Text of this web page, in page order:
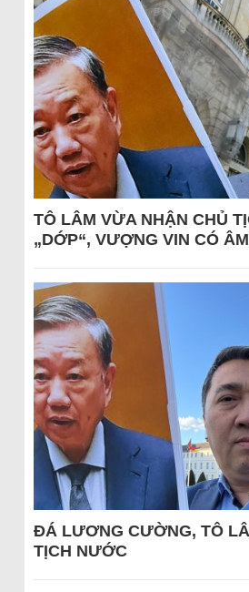
TÔ LÂM VỪA NHẬN CHỦ
„DỚP“, VƯỢNG VIN CÓ
ĐÁ LƯƠNG CƯỜNG, TÔ
TỊCH NƯỚC